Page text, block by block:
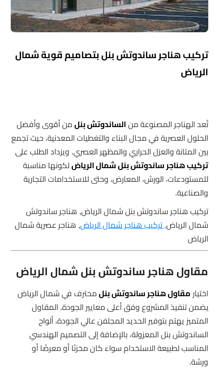
تركيب هناجر ساندوتش بنل بتصاميم قوية شمال
الرياض
تُعد الهناجر المصنوعة منالساندوتش بنلمن أقوى وأفضل
الحلول العصرية في مجال البناء والتغطيات المعدنية، حيث تجمع
بين المتانة والعزل الحراري والمظهر العصري. ويزداد الطلب على
تركيب هناجر ساندوتش بنل شمال الرياضلكونها مناسبة
للمستودعات، الورش، المعارض، وحتى للاستخدامات التجارية
والصناعية.
تركيب هناجر ساندوتش بنل شمال الرياض, هناجر ساندوتش
شمال الرياض, تركيب هناجر شمال الرياض, هناجر عصرية شمال
الرياض
مقاول هناجر ساندوتش بنل شمال الرياض
اختيارمقاول هناجر ساندوتش بنلمحترف في شمال الرياض
يضمن تنفيذ المشروع وفق أعلى معايير الجودة. المقاول
المتميز يهتم بتوفير الحديد المجلفن عالي الجودة، ألواح
الساندوتش بنل المعزولة، بالإضافة إلى التصميم الهندسي
المناسب لطبيعة الاستخدام سواء كان مخزنًا أو معرضًا أو
ورشة.